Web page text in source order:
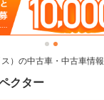
）の中古車・中古車情報
クター